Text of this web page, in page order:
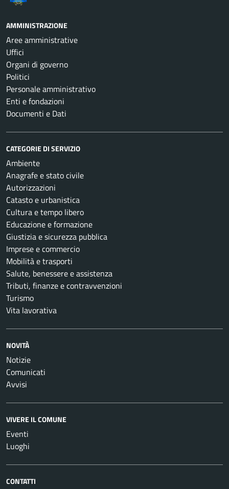
AMMINISTRAZIONE
Aree amministrative
Uffici
Organi di governo
Politici
Personale amministrativo
Enti e fondazioni
Documenti e Dati
CATEGORIE DI SERVIZIO
Ambiente
Anagrafe e stato civile
Autorizzazioni
Catasto e urbanistica
Cultura e tempo libero
Educazione e formazione
Giustizia e sicurezza pubblica
Imprese e commercio
Mobilità e trasporti
Salute, benessere e assistenza
Tributi, finanze e contravvenzioni
Turismo
Vita lavorativa
NOVITÀ
Notizie
Comunicati
Avvisi
VIVERE IL COMUNE
Eventi
Luoghi
CONTATTI